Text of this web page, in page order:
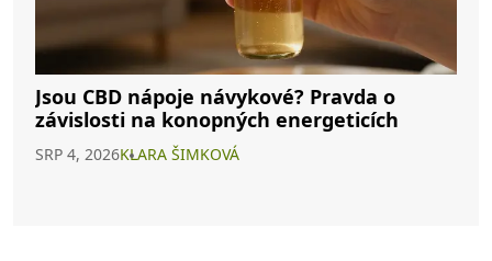
Jsou CBD nápoje návykové? Pravda o
závislosti na konopných energeticích
SRP 4, 2026KLARA ŠIMKOVÁ